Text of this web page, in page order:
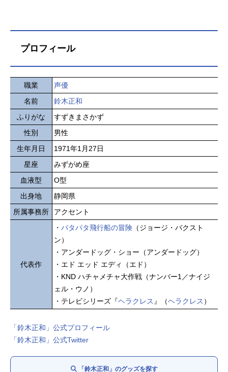
プロフィール
職業
声優
名前
鈴木正和
ふりがな
すずきまさかず
性別
男性
生年月日
1971年1月27日
星座
みずがめ座
血液型
O型
出身地
静岡県
所属事務所
アクセント
代表作
・ パタパタ飛行船の冒険 （ジョージ・バクスト
ン）
・アンダードッグ・ショー（アンダードッグ）
・エド エッド エディ（エド）
・KND ハチャメチャ大作戦（ナンバー1／ナイジ
ェル・ウノ）
・テレビシリーズ『ヘラクレス 』（ヘラクレス ）
「鈴木正和」公式プロフィール
「鈴木正和」公式Twitter
「鈴木正和」のグッズを探す